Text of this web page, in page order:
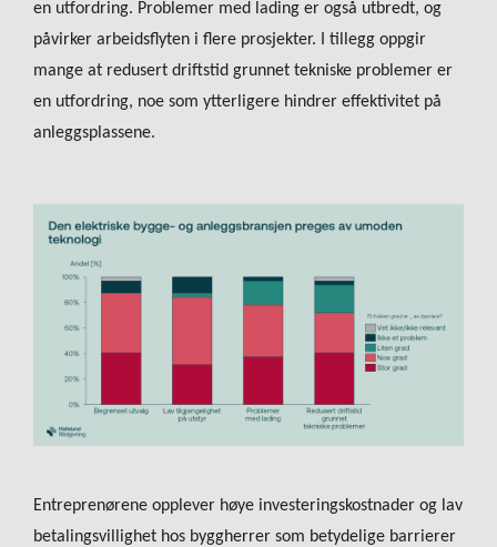
en utfordring. Problemer med lading er også utbredt, og
påvirker arbeidsflyten i flere prosjekter. I tillegg oppgir
mange at redusert driftstid grunnet tekniske problemer er
en utfordring, noe som ytterligere hindrer effektivitet på
anleggsplassene.
Entreprenørene opplever høye investeringskostnader og lav
betalingsvillighet hos byggherrer som betydelige barrierer